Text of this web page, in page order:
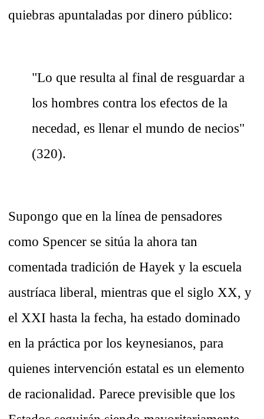
quiebras apuntaladas por dinero público:
"Lo que resulta al final de resguardar a
los hombres contra los efectos de la
necedad, es llenar el mundo de necios"
(320).
Supongo que en la línea de pensadores
como Spencer se sitúa la ahora tan
comentada tradición de Hayek y la escuela
austríaca liberal, mientras que el siglo XX, y
el XXI hasta la fecha, ha estado dominado
en la práctica por los keynesianos, para
quienes intervención estatal es un elemento
de racionalidad. Parece previsible que los